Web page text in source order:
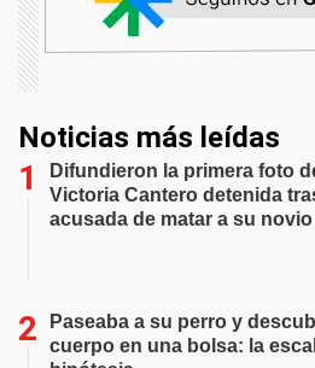
Noticias más leídas
Difundieron la primera foto
Victoria Cantero detenida
acusada de matar a su novio
Paseaba a su perro y
cuerpo en una bolsa: la